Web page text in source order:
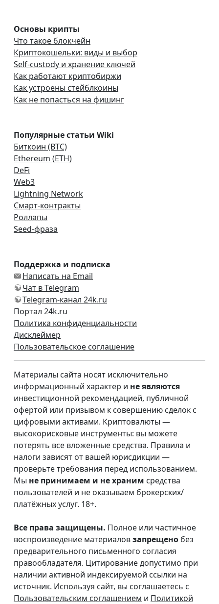
Основы крипты
Что такое блокчейн
Криптокошельки: виды и выбор
Self-custody и хранение ключей
Как работают криптобиржи
Как устроены стейблкоины
Как не попасться на фишинг
Популярные статьи Wiki
Биткоин (BTC)
Ethereum (ETH)
DeFi
Web3
Lightning Network
Смарт-контракты
Роллапы
Seed-фраза
Поддержка и подписка
Написать на Email
Чат в Telegram
Telegram-канал 24k.ru
Портал 24k.ru
Политика конфиденциальности
Дисклеймер
Пользовательское соглашение
Материалы сайта носят исключительно
информационный характер и не являются
инвестиционной рекомендацией, публичной
офертой или призывом к совершению сделок с
цифровыми активами. Криптовалюты —
высокорисковые инструменты: вы можете
потерять все вложенные средства. Правила и
налоги зависят от вашей юрисдикции —
проверьте требования перед использованием.
Мы не принимаем и не храним средства
пользователей и не оказываем брокерских/
платёжных услуг. 18+.
Все права защищены. Полное или частичное
воспроизведение материаловзапрещено без
предварительного письменного согласия
правообладателя. Цитирование допустимо при
наличии активной индексируемой ссылки на
источник. Используя сайт, вы соглашаетесь с
Пользовательским соглашением и Политикой